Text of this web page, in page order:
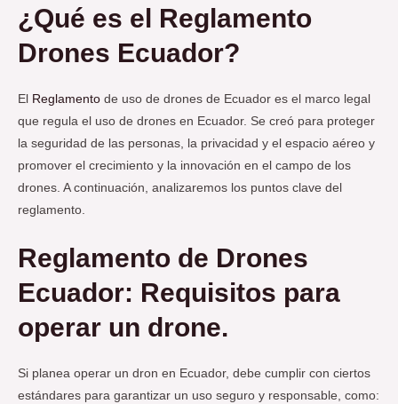
¿Qué es el Reglamento
Drones Ecuador?
El Reglamento de uso de drones de Ecuador es el marco legal
que regula el uso de drones en Ecuador. Se creó para proteger
la seguridad de las personas, la privacidad y el espacio aéreo y
promover el crecimiento y la innovación en el campo de los
drones. A continuación, analizaremos los puntos clave del
reglamento.
Reglamento de Drones
Ecuador: Requisitos para
operar un drone.
Si planea operar un dron en Ecuador, debe cumplir con ciertos
estándares para garantizar un uso seguro y responsable, como: